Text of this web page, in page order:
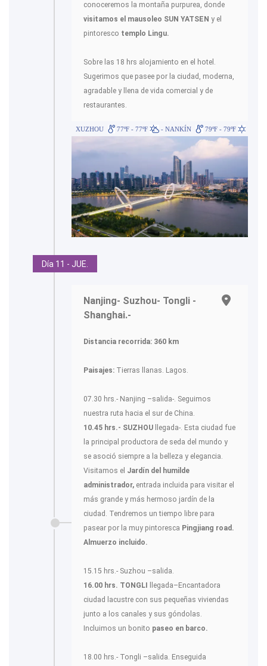
conoceremos la montaña purpurea, donde
visitamos el mausoleo SUN YATSEN y el
pintoresco templo Lingu.
Sobre las 18 hrs alojamiento en el hotel.
Sugerimos que pasee por la ciudad, moderna,
agradable y llena de vida comercial y de
restaurantes.
XUZHOU 77ºF - 77ºF - NANKÍN 79ºF - 79ºF
Día 11 - JUE.
Nanjing- Suzhou- Tongli -
Shanghai.-
Distancia recorrida: 360 km
Paisajes: Tierras llanas. Lagos.
07.30 hrs.- Nanjing –salida-. Seguimos
nuestra ruta hacia el sur de China.
10.45 hrs.- SUZHOU
llegada-. Esta ciudad fue
la principal productora de seda del mundo y
se asoció siempre a la belleza y elegancia.
Visitamos el Jardín del humilde
administrador, entrada incluida para visitar el
más grande y más hermoso jardín de la
ciudad. Tendremos un tiempo libre para
pasear por la muy pintoresca Pingjiang road.
Almuerzo incluido.
15.15 hrs.- Suzhou –salida.
16.00 hrs. TONGLI
llegada–Encantadora
ciudad lacustre con sus pequeñas viviendas
junto a los canales y sus góndolas.
Incluimos un bonito paseo en barco.
18.00 hrs.- Tongli –salida. Enseguida